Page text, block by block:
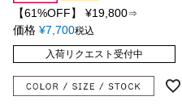
【61%OFF】 ¥19,800⇒
価格 ¥7,700税込
入荷リクエスト受付中